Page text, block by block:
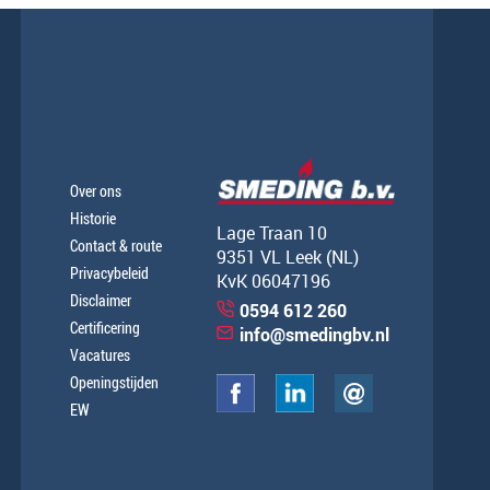
Over ons
Historie
Contact & route
Privacybeleid
Disclaimer
Certificering
Vacatures
Openingstijden
EW
Lage Traan 10
9351 VL Leek (NL)
KvK 06047196
0594 612 260
info@smedingbv.nl